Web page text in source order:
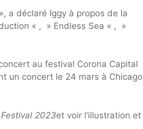
a déclaré Iggy à propos de la
« , » Endless Sea « , »
au festival Corona Capital
un concert le 24 mars à Chicago
2023et voir l’illustration et